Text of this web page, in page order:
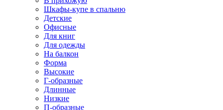
Шкафы-купе в спальню
Детские
Офисные
Для книг
Для одежды
На балкон
Форма
Высокие
Г-образные
Длинные
Низкие
П-образные